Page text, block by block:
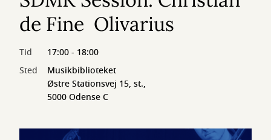
de Fine Olivarius
Tid
17:00 - 18:00
Sted
Musikbiblioteket
Østre Stationsvej 15, st.,
5000 Odense C